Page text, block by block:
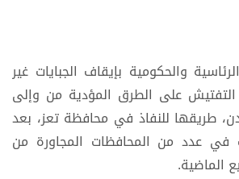
والحكومية بإيقاف الجبايات غير
التفتيش على الطرق المؤدية من وإلى
طريقها للنفاذ في محافظة تعز، بعد
في عدد من المحافظات المجاورة من
الماضية.